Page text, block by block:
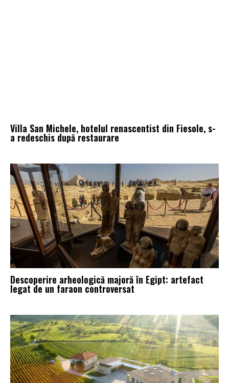
Villa San Michele, hotelul renascentist din Fiesole, s-
a redeschis după restaurare
Descoperire arheologică majoră în Egipt: artefact
legat de un faraon controversat